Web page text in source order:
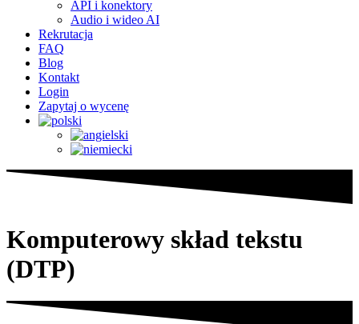
API i konektory
Audio i wideo AI
Rekrutacja
FAQ
Blog
Kontakt
Login
Zapytaj o wycenę
Komputerowy skład tekstu
(DTP)